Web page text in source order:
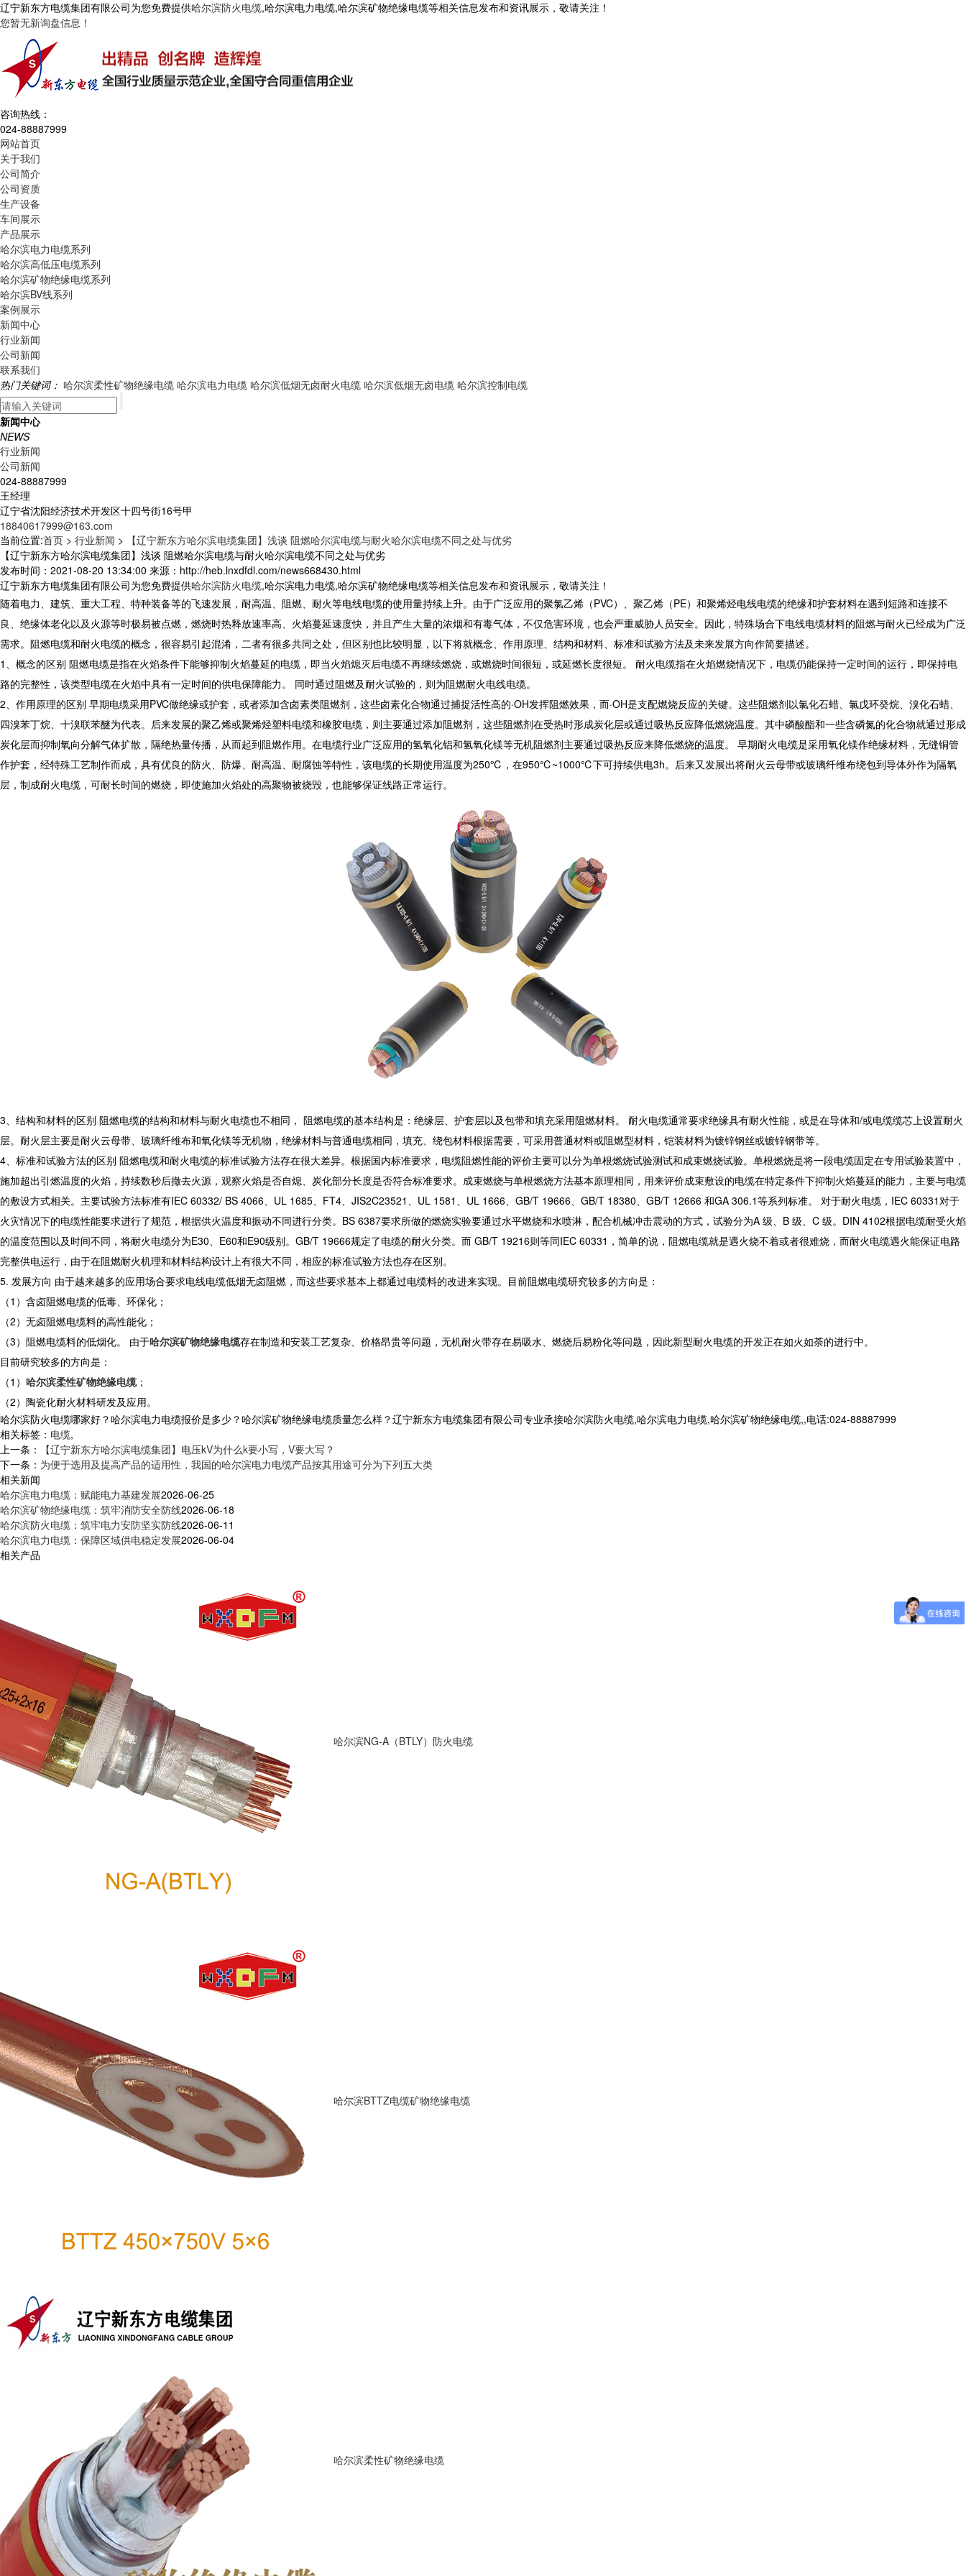
辽宁新东方电缆集团有限公司为您免费提供哈尔滨防火电缆,哈尔滨电力电缆,哈尔滨矿物绝缘电缆等相关信息发布和资讯展示，敬请关注！
您暂无新询盘信息！
咨询热线：
024-88887999
网站首页
关于我们
公司简介
公司资质
生产设备
车间展示
产品展示
哈尔滨电力电缆系列
哈尔滨高低压电缆系列
哈尔滨矿物绝缘电缆系列
哈尔滨BV线系列
案例展示
新闻中心
行业新闻
公司新闻
联系我们
热门关键词： 哈尔滨柔性矿物绝缘电缆 哈尔滨电力电缆 哈尔滨低烟无卤耐火电缆 哈尔滨低烟无卤电缆 哈尔滨控制电缆
新闻中心
NEWS
行业新闻
公司新闻
024-88887999
王经理
辽宁省沈阳经济技术开发区十四号街16号甲
18840617999@163.com
当前位置:首页 > 行业新闻 >
【辽宁新东方哈尔滨电缆集团】浅谈 阻燃哈尔滨电缆与耐火哈尔滨电缆不同之处与优劣
【辽宁新东方哈尔滨电缆集团】浅谈 阻燃哈尔滨电缆与耐火哈尔滨电缆不同之处与优劣
发布时间：2021-08-20 13:34:00 来源：http://heb.lnxdfdl.com/news668430.html
辽宁新东方电缆集团有限公司为您免费提供哈尔滨防火电缆,哈尔滨电力电缆,哈尔滨矿物绝缘电缆等相关信息发布和资讯展示，敬请关注！
随着电力、建筑、重大工程、特种装备等的飞速发展，耐高温、阻燃、耐火等电线电缆的使用量持续上升。由于广泛应用的聚氯乙烯（PVC）、聚乙烯（PE）和聚烯烃电线电缆的绝缘和护套材料在遇到短路和连接不
良、绝缘体老化以及火源等时极易被点燃，燃烧时热释放速率高、火焰蔓延速度快，并且产生大量的浓烟和有毒气体，不仅危害环境，也会严重威胁人员安全。因此，特殊场合下电线电缆材料的阻燃与耐火已经成为广泛
需求。阻燃电缆和耐火电缆的概念，很容易引起混淆，二者有很多共同之处，但区别也比较明显，以下将就概念、作用原理、结构和材料、标准和试验方法及未来发展方向作简要描述。
1、概念的区别 阻燃电缆是指在火焰条件下能够抑制火焰蔓延的电缆，即当火焰熄灭后电缆不再继续燃烧，或燃烧时间很短，或延燃长度很短。 耐火电缆指在火焰燃烧情况下，电缆仍能保持一定时间的运行，即保持电
路的完整性，该类型电缆在火焰中具有一定时间的供电保障能力。 同时通过阻燃及耐火试验的，则为阻燃耐火电线电缆。
2、作用原理的区别 早期电缆采用PVC做绝缘或护套，或者添加含卤素类阻燃剂，这些卤素化合物通过捕捉活性高的·OH发挥阻燃效果，而·OH是支配燃烧反应的关键。这些阻燃剂以氯化石蜡、氯戊环癸烷、溴化石蜡、
四溴苯丁烷、十溴联苯醚为代表。后来发展的聚乙烯或聚烯烃塑料电缆和橡胶电缆，则主要通过添加阻燃剂，这些阻燃剂在受热时形成炭化层或通过吸热反应降低燃烧温度。其中磷酸酯和一些含磷氮的化合物就通过形成
炭化层而抑制氧向分解气体扩散，隔绝热量传播，从而起到阻燃作用。在电缆行业广泛应用的氢氧化铝和氢氧化镁等无机阻燃剂主要通过吸热反应来降低燃烧的温度。 早期耐火电缆是采用氧化镁作绝缘材料，无缝铜管
作护套，经特殊工艺制作而成，具有优良的防火、防爆、耐高温、耐腐蚀等特性，该电缆的长期使用温度为250℃，在950℃~1000℃下可持续供电3h。后来又发展出将耐火云母带或玻璃纤维布绕包到导体外作为隔氧
层，制成耐火电缆，可耐长时间的燃烧，即使施加火焰处的高聚物被烧毁，也能够保证线路正常运行。
3、结构和材料的区别 阻燃电缆的结构和材料与耐火电缆也不相同， 阻燃电缆的基本结构是：绝缘层、护套层以及包带和填充采用阻燃材料。 耐火电缆通常要求绝缘具有耐火性能，或是在导体和/或电缆缆芯上设置耐火
层。耐火层主要是耐火云母带、玻璃纤维布和氧化镁等无机物，绝缘材料与普通电缆相同，填充、绕包材料根据需要，可采用普通材料或阻燃型材料，铠装材料为镀锌钢丝或镀锌钢带等。
4、标准和试验方法的区别 阻燃电缆和耐火电缆的标准试验方法存在很大差异。根据国内标准要求，电缆阻燃性能的评价主要可以分为单根燃烧试验测试和成束燃烧试验。单根燃烧是将一段电缆固定在专用试验装置中，
施加超出引燃温度的火焰，持续数秒后撤去火源，观察火焰是否自熄、炭化部分长度是否符合标准要求。成束燃烧与单根燃烧方法基本原理相同，用来评价成束敷设的电缆在特定条件下抑制火焰蔓延的能力，主要与电缆
的敷设方式相关。主要试验方法标准有IEC 60332/ BS 4066、UL 1685、FT4、JIS2C23521、UL 1581、UL 1666、GB/T 19666、GB/T 18380、GB/T 12666 和GA 306.1等系列标准。 对于耐火电缆，IEC 60331对于
火灾情况下的电缆性能要求进行了规范，根据供火温度和振动不同进行分类。BS 6387要求所做的燃烧实验要通过水平燃烧和水喷淋，配合机械冲击震动的方式，试验分为A 级、B 级、C 级。DIN 4102根据电缆耐受火焰
的温度范围以及时间不同，将耐火电缆分为E30、E60和E90级别。GB/T 19666规定了电缆的耐火分类。而 GB/T 19216则等同IEC 60331，简单的说，阻燃电缆就是遇火烧不着或者很难烧，而耐火电缆遇火能保证电路
完整供电运行，由于在阻燃耐火机理和材料结构设计上有很大不同，相应的标准试验方法也存在区别。
5. 发展方向 由于越来越多的应用场合要求电线电缆低烟无卤阻燃，而这些要求基本上都通过电缆料的改进来实现。目前阻燃电缆研究较多的方向是：
（1）含卤阻燃电缆的低毒、环保化；
（2）无卤阻燃电缆料的高性能化；
（3）阻燃电缆料的低烟化。 由于哈尔滨矿物绝缘电缆存在制造和安装工艺复杂、价格昂贵等问题，无机耐火带存在易吸水、燃烧后易粉化等问题，因此新型耐火电缆的开发正在如火如荼的进行中。
目前研究较多的方向是：
（1） 哈尔滨柔性矿物绝缘电缆；
（2）陶瓷化耐火材料研发及应用。
哈尔滨防火电缆哪家好？哈尔滨电力电缆报价是多少？哈尔滨矿物绝缘电缆质量怎么样？辽宁新东方电缆集团有限公司专业承接哈尔滨防火电缆,哈尔滨电力电缆,哈尔滨矿物绝缘电缆,,电话:024-88887999
相关标签： 电缆,
上一条：
【辽宁新东方哈尔滨电缆集团】电压kV为什么k要小写，V要大写？
下一条： 为便于选用及提高产品的适用性，我国的哈尔滨电力电缆产品按其用途可分为下列五大类
相关新闻
哈尔滨电力电缆：赋能电力基建发展2026-06-25
哈尔滨矿物绝缘电缆：筑牢消防安全防线2026-06-18
哈尔滨防火电缆：筑牢电力安防坚实防线2026-06-11
哈尔滨电力电缆：保障区域供电稳定发展2026-06-04
相关产品
哈尔滨NG-A（BTLY）防火电缆
哈尔滨BTTZ电缆矿物绝缘电缆
哈尔滨柔性矿物绝缘电缆